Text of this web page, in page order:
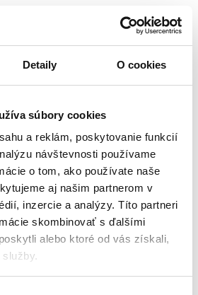
Detaily O cookies
súbory cookies
a reklám, poskytovanie funkcií
návštevnosti používame
o tom, ako používate naše
aj našim partnerom v
inzercie a analýzy. Títo partneri
skombinovať s ďalšími
alebo ktoré od vás získali,